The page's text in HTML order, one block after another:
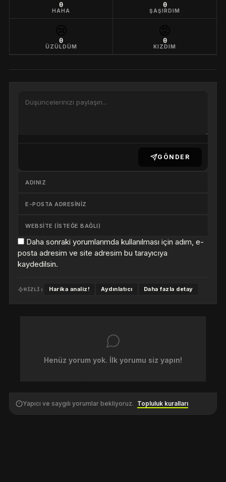
0
HAHA
0
ŞAŞIRDIM
0
ÜZÜLDÜM
0
KIZDIM
GÖNDER
Daha sonraki yorumlarımda kullanılması için adım, e-
posta adresim ve site adresim bu tarayıcıya
kaydedilsin.
HIZLI: Harika analiz! Aydınlatıcı Daha fazla detay
Henüz yorum yok. İlk yorumu siz yapın!
Yapıcı ve saygılı yorumlar bekliyoruz. Topluluk kuralları